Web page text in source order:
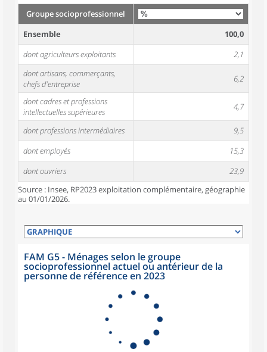
Groupe socioprofessionnel
Ensemble
100,0
dont agriculteurs exploitants
2,1
dont artisans, commerçants,
chefs d'entreprise
6,2
dont cadres et professions
intellectuelles supérieures
4,7
dont professions intermédiaires
9,5
dont employés
15,3
dont ouvriers
23,9
Source : Insee, RP2023 exploitation complémentaire, géographie
au 01/01/2026.
FAM G5 - Ménages selon le groupe
socioprofessionnel actuel ou antérieur de la
personne de référence en 2023